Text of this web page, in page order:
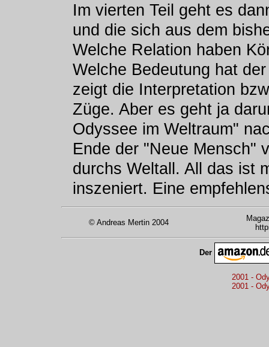
Im vierten Teil geht es
und die sich aus dem
Welche Relation haben
Welche Bedeutung hat
zeigt die Interpretation
Züge. Aber es geht ja
Odyssee im Weltraum"
Ende der "Neue Mensch"
durchs Weltall. All das ist
inszeniert. Eine
© Andreas Mertin 2004
Der
2001 -
2001 -